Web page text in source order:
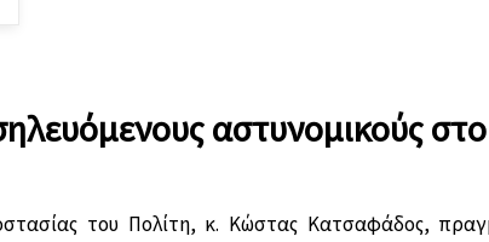
αστυνομικούς
του Πολίτη, κ. Κώστας Κατσαφάδος,